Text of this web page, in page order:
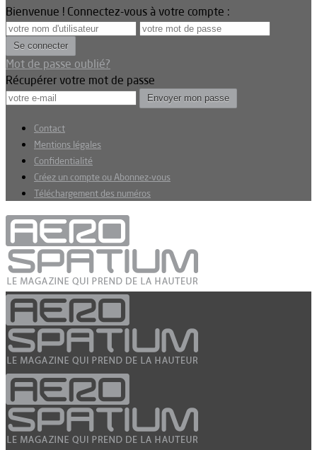
Bienvenue ! Connectez-vous à votre compte :
Mot de passe oublié?
Récupérer votre mot de passe
Contact
Mentions légales
Confidentialité
Créez un compte ou Abonnez-vous
Téléchargement des numéros